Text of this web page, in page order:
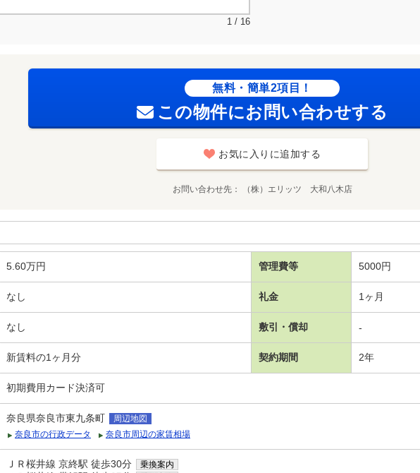
1 / 16
無料・簡単2項目！
この物件にお問い合わせする
お気に入りに追加する
お問い合わせ先 （株）エリッツ 大和八木店
5.60万円 管理費等 5000円
なし 礼金 1ヶ月
なし 敷引・償却 -
新賃料の1ヶ月分 契約期間 2年
初期費用カード決済可
奈良県奈良市東九条町
周辺地図
奈良市の行政データ
奈良市周辺の家賃相場
ＪＲ桜井線 京終駅 徒歩30分 乗換案内